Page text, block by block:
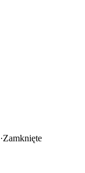
·Zamknięte